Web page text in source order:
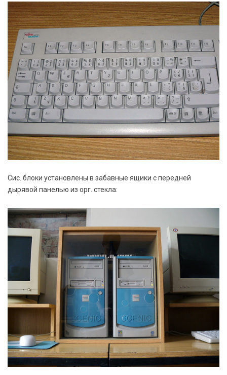
Сис. блоки установлены в забавные ящики с передней
дырявой панелью из орг. стекла: